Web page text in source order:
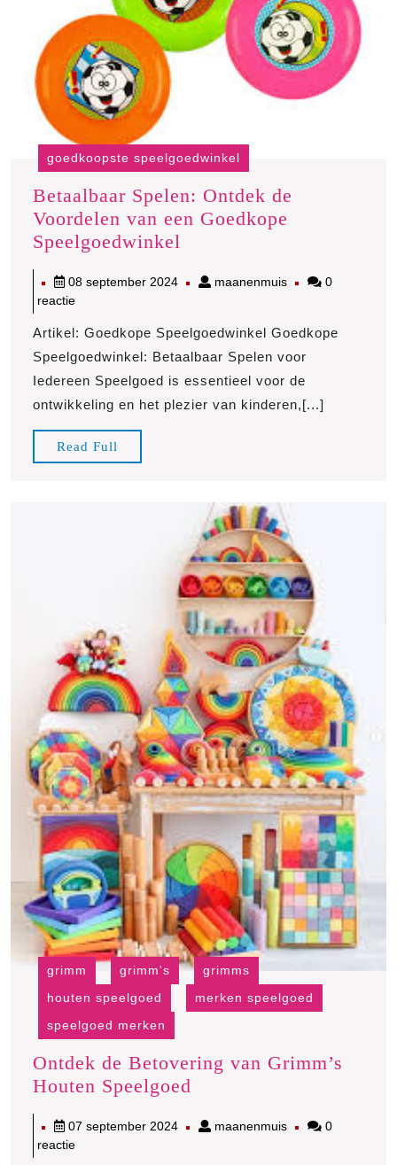
goedkoopste speelgoedwinkel
Betaalbaar Spelen: Ontdek de
Voordelen van een Goedkope
Speelgoedwinkel
Ontdek
Voordelen
van
een
Goedkope
08 september 202408
maanenmuismaanenmuis
0
reactie
Artikel: Goedkope Speelgoedwinkel Goedkope
Speelgoedwinkel: Betaalbaar Spelen voor
Iedereen Speelgoed is essentieel voor de
ontwikkeling en het plezier van kinderen,[...]
Read Full
Full
grimm grimm's
grimms
houten speelgoed
merken speelgoed
speelgoed merken
Ontdek de Betovering van Grimm’s
Houten Speelgoed
Betovering
07 september 202407
maanenmuismaanenmuis
0
reactie